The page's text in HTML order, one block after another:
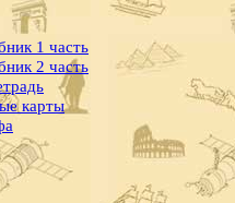
1 часть
2 часть
карты